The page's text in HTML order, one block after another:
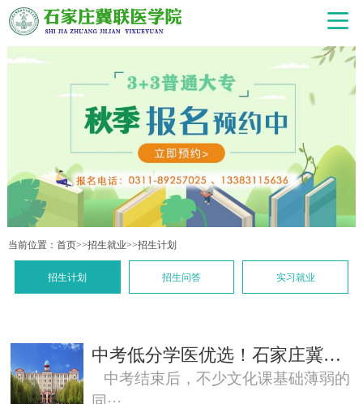
当前位置： 首页>>招生就业>>招生计划
招生计划 招生问答 实习就业
中考低分学医优选！石家庄冀联医学中专 2026 招生简章，3+3 升学直通全日制大专
中考结束后，不少文化课基础薄弱的